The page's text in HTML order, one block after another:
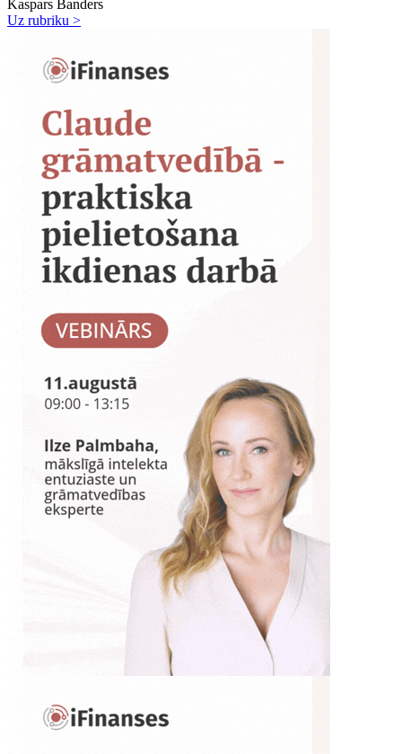
Kaspars Banders
Uz rubriku >